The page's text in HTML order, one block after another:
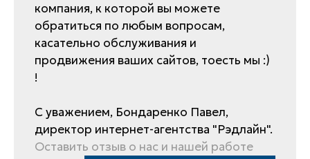
компания, к которой вы можете
обратиться по любым вопросам,
касательно обслуживания и
продвижения ваших сайтов, тоесть мы :)
!
С уважением, Бондаренко Павел,
директор интернет-агентства "Рэдлайн".
Оставить отзыв о нас и нашей работе